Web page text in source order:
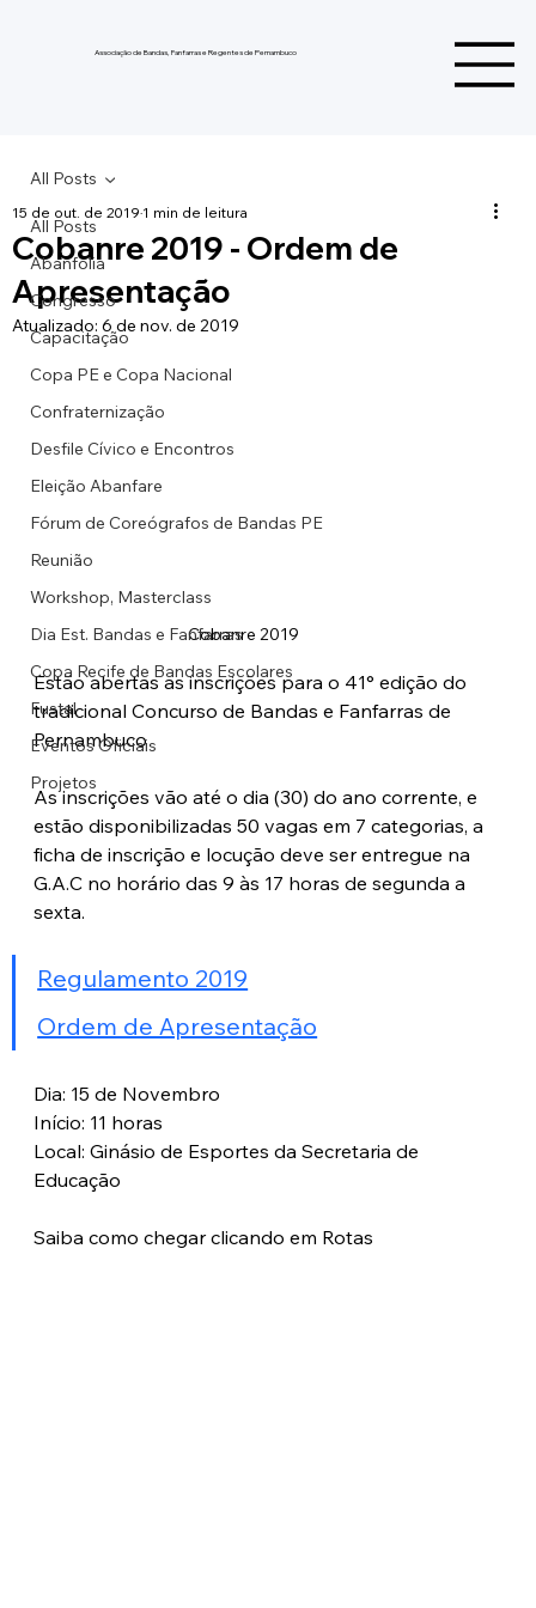
Associação de Bandas, Fanfarras e Regentes de Pernambuco
All Posts
Abanfolia
Congresso
Capacitação
Copa PE e Copa Nacional
Confraternização
Desfile Cívico e Encontros
Eleição Abanfare
Fórum de Coreógrafos de Bandas PE
Reunião
Workshop, Masterclass
Dia Est. Bandas e Fanfarras
Copa Recife de Bandas Escolares
Fustal
Eventos Oficiais
Projetos
All Posts
Cobanre 2019 - Ordem de
Apresentação
15 de out. de 20191 min de leitura
Atualizado:6 de nov. de 2019
Cobanre 2019
Estão abertas as inscrições para o 41° edição do
tradicional Concurso de Bandas e Fanfarras de
Pernambuco
As inscrições vão até o dia (30) do ano corrente, e
estão disponibilizadas 50 vagas em 7 categorias, a
ficha de inscrição e locução deve ser entregue na
G.A.C no horário das 9 às 17 horas de segunda a
sexta.
Regulamento 2019
Ordem de Apresentação
Dia: 15 de Novembro
Início: 11 horas
Local: Ginásio de Esportes da Secretaria de
Educação
Saiba como chegar clicando em Rotas